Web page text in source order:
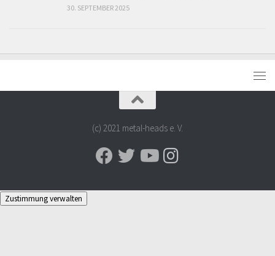
30. SEPTEMBER 2025
(c) 2021 metal-heads e. V.
Zustimmung verwalten